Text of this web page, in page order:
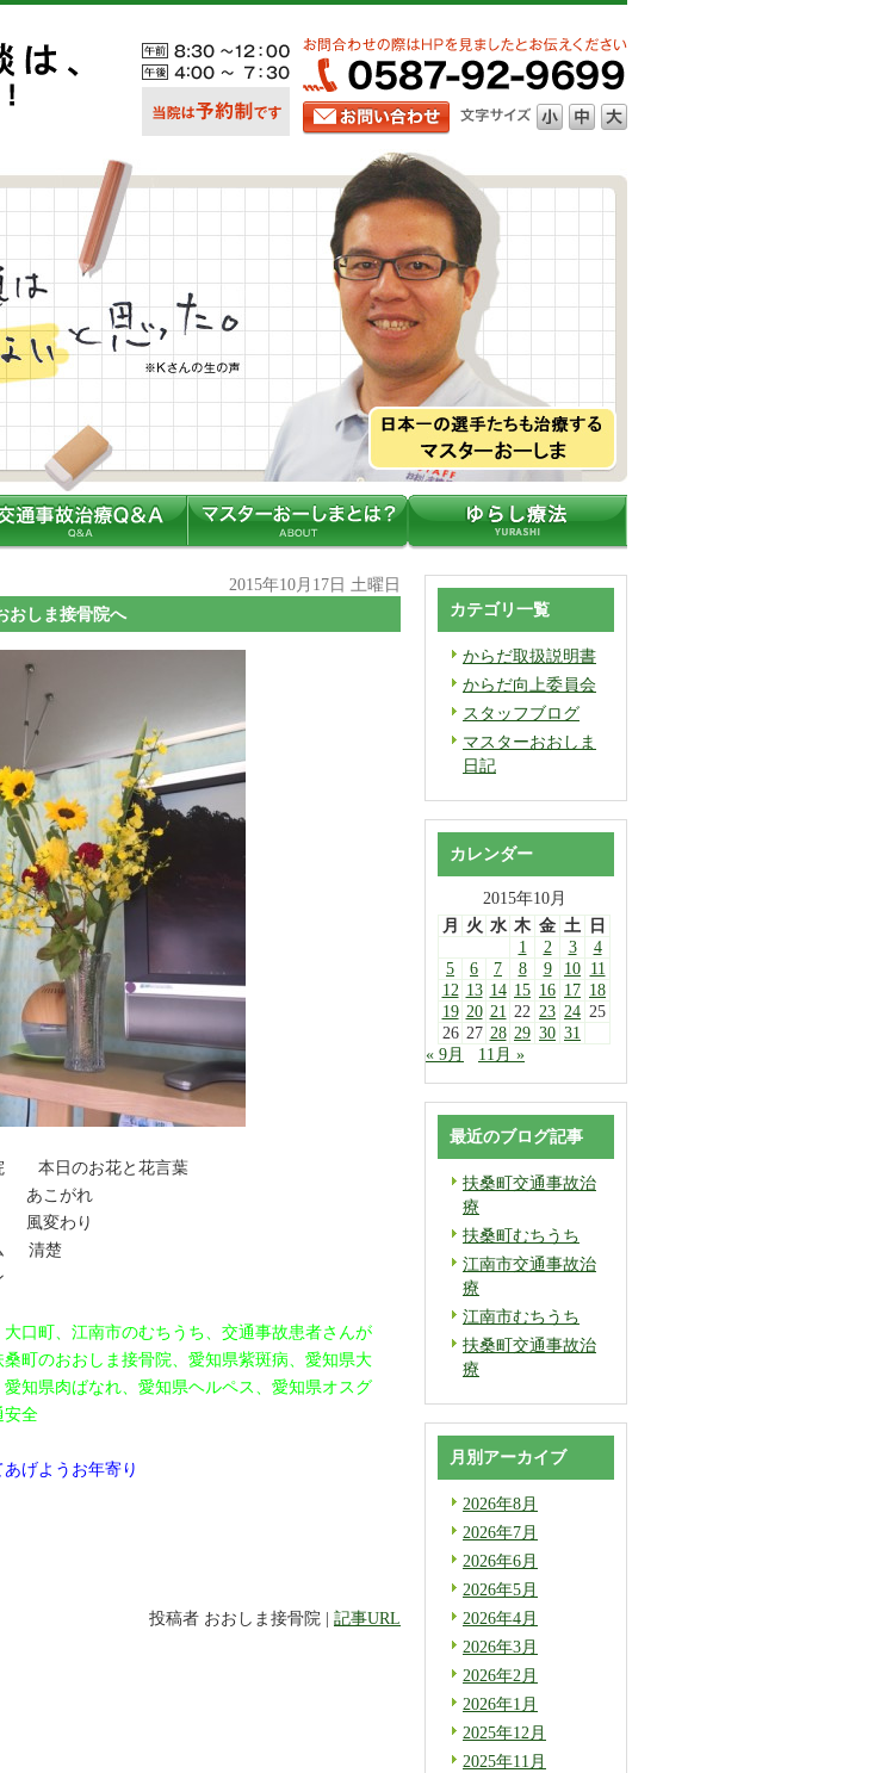
2015年10月17日 土曜日
おしま接骨院へ
本日のお花と花言葉
こがれ
変わり
清楚
口町、江南市のむちうち、交通事故患者さんが
町のおおしま接骨院、愛知県紫斑病、愛知県大
愛知県肉ばなれ、愛知県ヘルペス、愛知県オスグ
安全
げようお年寄り
投稿者 おおしま接骨院 | 記事URL
カテゴリ一覧
からだ取扱説明書
からだ向上委員会
スタッフブログ
マスターおおしま
日記
カレンダー
2015年10月
月
火 水 木 金 土
日
1
2 3
4
5
6 7 8 9 10 11
12 13 14 15 16 17 18
19 20 21 22 23 24 25
26 27 28 29 30 31
« 9月
11月 »
最近のブログ記事
扶桑町交通事故治
療
扶桑町むちうち
江南市交通事故治
療
江南市むちうち
扶桑町交通事故治
療
月別アーカイブ
2026年8月
2026年7月
2026年6月
2026年5月
2026年4月
2026年3月
2026年2月
2026年1月
2025年12月
2025年11月